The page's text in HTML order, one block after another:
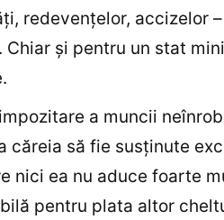
redevenţelor, accizelor
Chiar şi pentru un stat
a muncii
căreia să fie susţinute
nici ea nu aduce foarte
pentru plata altor